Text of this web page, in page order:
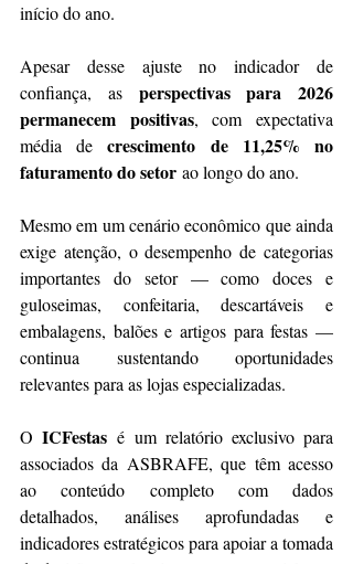
início do ano.
Apesar desse ajuste no indicador de
confiança, as perspectivas para 2026
permanecem positivas, com expectativa
média de crescimento de 11,25% no
faturamento do setor ao longo do ano.
Mesmo em um cenário econômico que ainda
exige atenção, o desempenho de categorias
importantes do setor — como doces e
guloseimas, confeitaria, descartáveis e
embalagens, balões e artigos para festas —
continua sustentando oportunidades
relevantes para as lojas especializadas.
O ICFestas é um relatório exclusivo para
associados da ASBRAFE, que têm acesso
ao conteúdo completo com dados
detalhados, análises aprofundadas e
indicadores estratégicos para apoiar a tomada